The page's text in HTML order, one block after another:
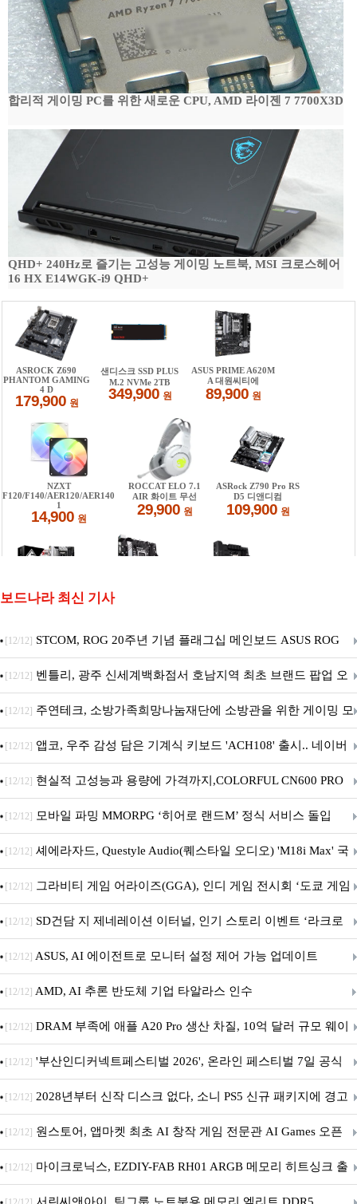
합리적 게이밍 PC를 위한 새로운 CPU, AMD 라이젠 7 7700X3D
QHD+ 240Hz로 즐기는 고성능 게이밍 노트북, MSI 크로스헤어
16 HX E14WGK-i9 QHD+
보드나라 최신 기사
[12/12] STCOM, ROG 20주년 기념 플래그십 메인보드 ASUS ROG
Crosshair X870E EDITION 20 국내 출시 예정
[12/12] 벤틀리, 광주 신세계백화점서 호남지역 최초 브랜드 팝업 오
픈
[12/12] 주연테크, 소방가족희망나눔재단에 소방관을 위한 게이밍 모
니터·스마트 펫 침대 기부
[12/12] 앱코, 우주 감성 담은 기계식 키보드 'ACH108' 출시.. 네이버
브랜드데이 기획전 진행
[12/12] 현실적 고성능과 용량에 가격까지,COLORFUL CN600 PRO
M.2 NVMe 디앤디컴 1TB
[12/12] 모바일 파밍 MMORPG ‘히어로 랜드M’ 정식 서비스 돌입
[12/12] 셰에라자드, Questyle Audio(퀘스타일 오디오) 'M18i Max' 국
내 정식 출시
[12/12] 그라비티 게임 어라이즈(GGA), 인디 게임 전시회 ‘도쿄 게임
던전 13’ 참가!
[12/12] SD건담 지 제네레이션 이터널, 인기 스토리 이벤트 ‘라크로
아의 용사’ 재개최 및 풍성한 기념 이벤트 실시!
[12/12] ASUS, AI 에이전트로 모니터 설정 제어 가능 업데이트
[12/12] AMD, AI 추론 반도체 기업 타알라스 인수
[12/12] DRAM 부족에 애플 A20 Pro 생산 차질, 10억 달러 규모 웨이
퍼 대기
[12/12] '부산인디커넥트페스티벌 2026', 온라인 페스티벌 7일 공식
개막... 22일간 진행
[12/12] 2028년부터 신작 디스크 없다, 소니 PS5 신규 패키지에 경고
문 추가
[12/12] 원스토어, 앱마켓 최초 AI 창작 게임 전문관 AI Games 오픈
[12/12] 마이크로닉스, EZDIY-FAB RH01 ARGB 메모리 히트싱크 출
시